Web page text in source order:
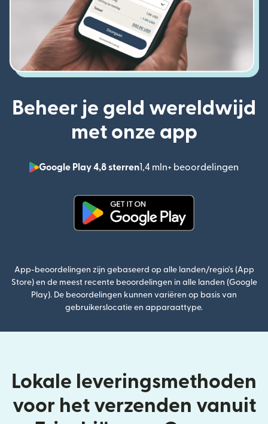
Beheer je geld wereldwijd
met onze app
Google Play 4,8 sterren1,4 mln+ beoordelingen
App-beoordelingen zijn gebaseerd op alle landen/regio's (App
Store) en de meest recente beoordelingen in alle landen (Google
Play). De beoordelingen kunnen variëren op basis van
gebruikerslocatie en apparaattype.
Lokale leveringsmethoden
voor het verzenden vanuit